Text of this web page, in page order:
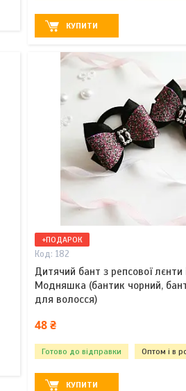
КУПИТИ
+ПОДАРОК
182
Дитячий бант з репсової лєнти
Модняшка (бантик чорний,
для волосся)
48 ₴
Готово до відправки Оптом і в
КУПИТИ